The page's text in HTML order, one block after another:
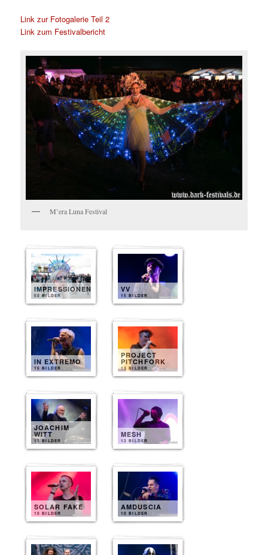
Link zur Fotogalerie Teil 2
Link zum Festivalbericht
M’era Luna Festival
IMPRESSIONEN
50 BILDER
VV
15 BILDER
IN EXTREMO
15 BILDER
PROJECT
PITCHFORK
13 BILDER
JOACHIM
WITT
13 BILDER
MESH
12 BILDER
SOLAR FAKE
10 BILDER
AMDUSCIA
10 BILDER